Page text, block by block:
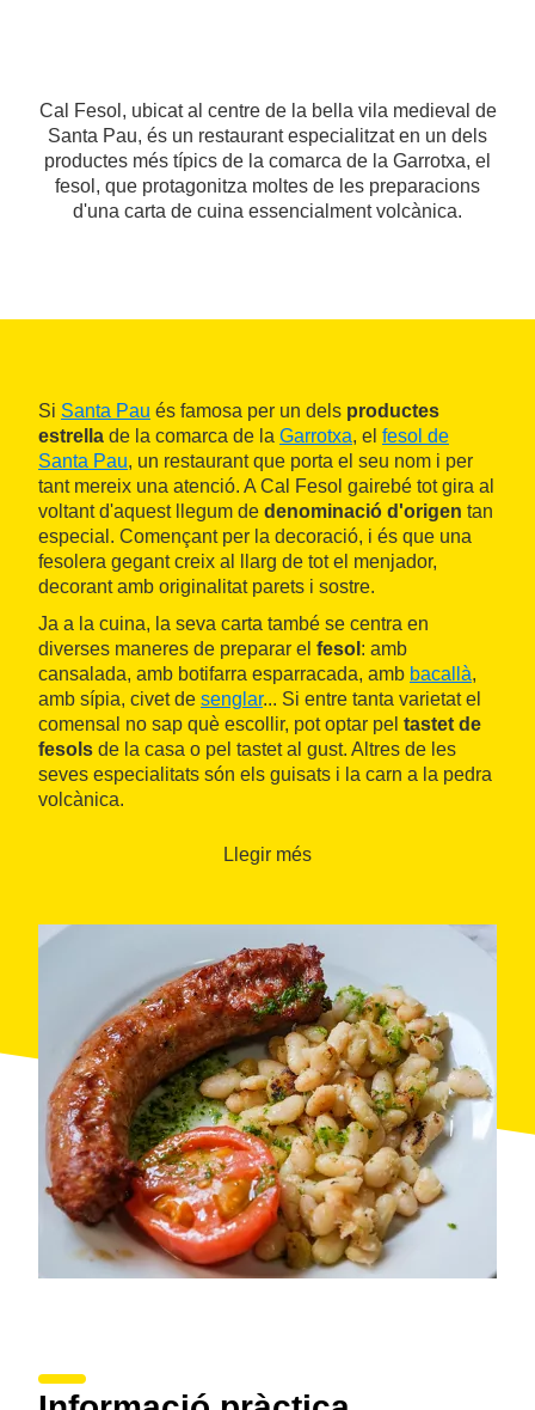
Cal Fesol, ubicat al centre de la bella vila medieval de
Santa Pau, és un restaurant especialitzat en un dels
productes més típics de la comarca de la Garrotxa, el
fesol, que protagonitza moltes de les preparacions
d'una carta de cuina essencialment volcànica.
Si Santa Pau és famosa per un dels productes
estrella de la comarca de la Garrotxa, el fesol de
Santa Pau, un restaurant que porta el seu nom i per
tant mereix una atenció. A Cal Fesol gairebé tot gira al
voltant d'aquest llegum de denominació d'origen tan
especial. Començant per la decoració, i és que una
fesolera gegant creix al llarg de tot el menjador,
decorant amb originalitat parets i sostre.
Ja a la cuina, la seva carta també se centra en
diverses maneres de preparar el fesol : amb
cansalada, amb botifarra esparracada, amb bacallà,
amb sípia, civet de senglar... Si entre tanta varietat el
comensal no sap què escollir, pot optar pel tastet de
fesols de la casa o pel tastet al gust. Altres de les
seves especialitats són els guisats i la carn a la pedra
volcànica.
Llegir més